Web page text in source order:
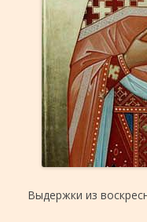
Выдержки из